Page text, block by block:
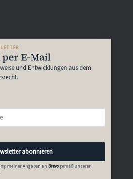
E-Mail
und Entwicklungen aus dem
abonnieren
meiner Angaben an Brevogemäß unserer